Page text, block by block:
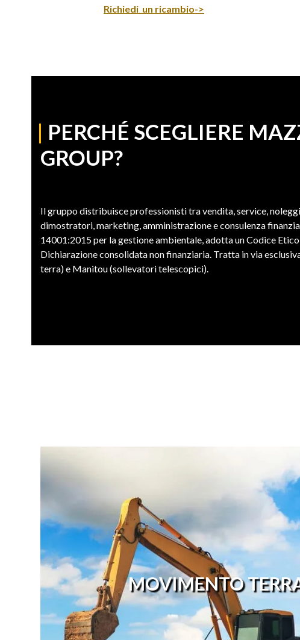
Richiedi un ricambio->
| PERCHÉ SCEGLIERE
GROUP?
Il gruppo distribuisce professionisti tra vendita, service,
dimostratori, marketing, amministrazione e consulenza
14001:2015 per la gestione ambientale, adotta un Codice
Dichiarazione consolidata non finanziaria. Tratta in via
terra) e Manitou (sollevatori telescopici).
MOVIMENTO